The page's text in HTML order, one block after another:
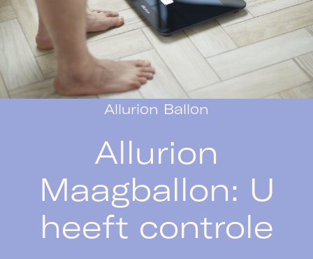
Allurion Ballon
Allurion
Maagballon: U
heeft controle